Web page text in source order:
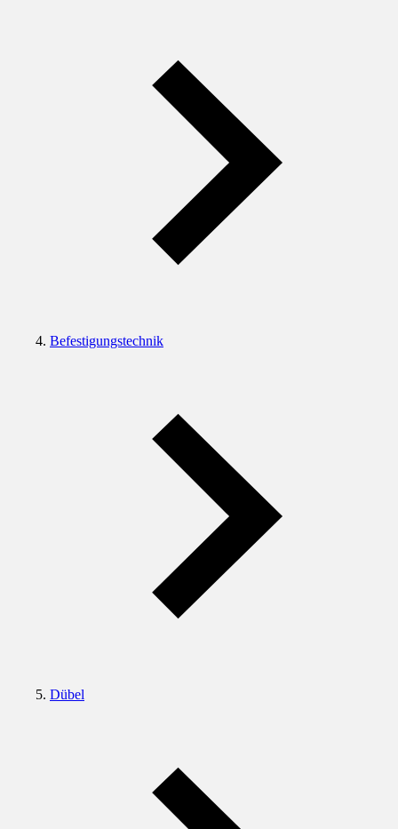
Befestigungstechnik
Dübel